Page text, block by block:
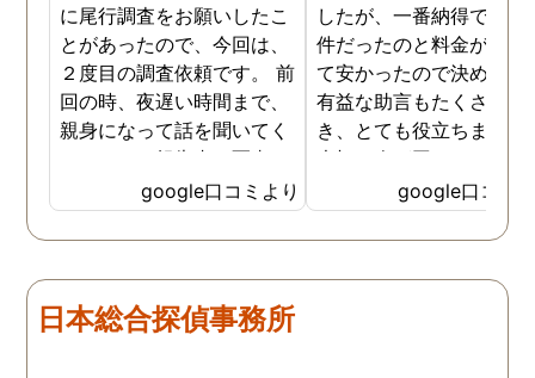
に尾行調査をお願いしたこ
とがあったので、今回は、
２度目の調査依頼です。 前
回の時、夜遅い時間まで、
親身になって話を聞いてく
れたのと、報告書の写真
が、場所が悪かったのに、
とても鮮明に写っていたの
で、再度、調査をお願いさ
度、自分でも行動パターン
の把握をしていましたが、
google口コミより
したが、一番納得できる
件だったのと料金が比較
て安かったので決めまし
有益な助言もたくさん頂
き、とても役立ちました
大切な人が困っていたら
番に紹介したいと思える
偵事務所です
google口コミ
日本総合探偵事務所